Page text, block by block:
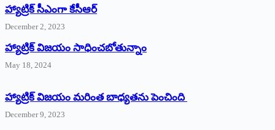
హ్యాట్రిక్‌ ‌సీఎంగా కేసీఆర్‌
December 2, 2023
హ్యాట్రిక్‌ విజయం సాధించబోతున్నాం
May 18, 2024
హ్యాట్రిక్ విజయం మరింత బాధ్యతను పెంచింది
December 9, 2023